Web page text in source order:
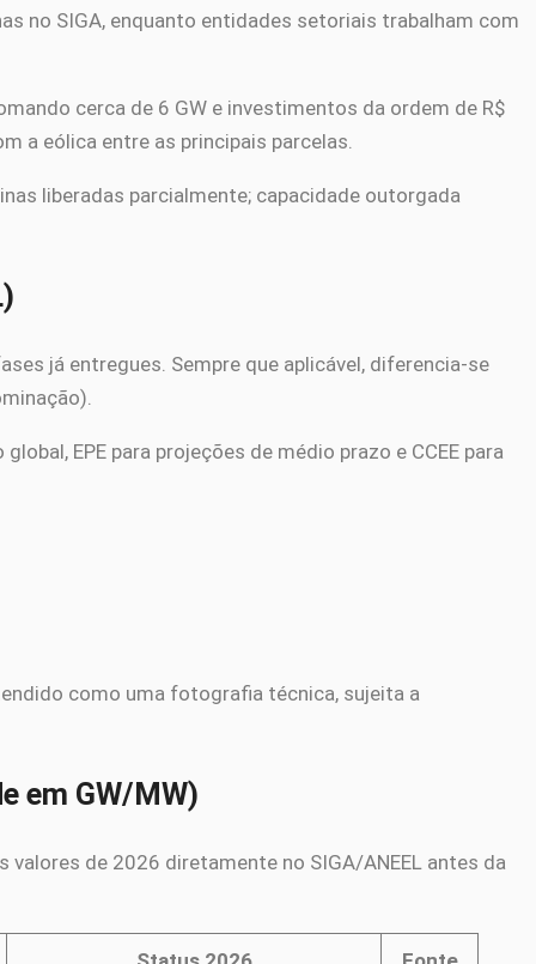
no SIGA, enquanto entidades setoriais trabalham com
cerca de 6 GW e investimentos da ordem de R$
a eólica entre as principais parcelas.
liberadas parcialmente; capacidade outorgada
já entregues. Sempre que aplicável, diferencia-se
EPE para projeções de médio prazo e CCEE para
como uma fotografia técnica, sujeita a
em GW/MW)
de 2026 diretamente no SIGA/ANEEL antes da